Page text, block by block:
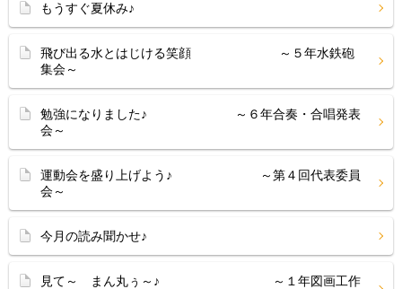
もうすぐ夏休み♪
飛び出る水とはじける笑顔 ～５年水鉄砲
集会～
勉強になりました♪ ～６年合奏・合唱発表
会～
運動会を盛り上げよう♪ ～第４回代表委員
会～
今月の読み聞かせ♪
見て～ まん丸ぅ～♪ ～１年図画工作